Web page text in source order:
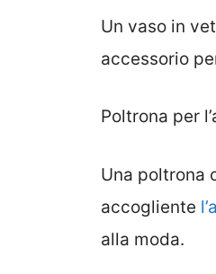
Un vaso in
accessorio
Poltrona per
Una poltrona
accogliente
alla moda.